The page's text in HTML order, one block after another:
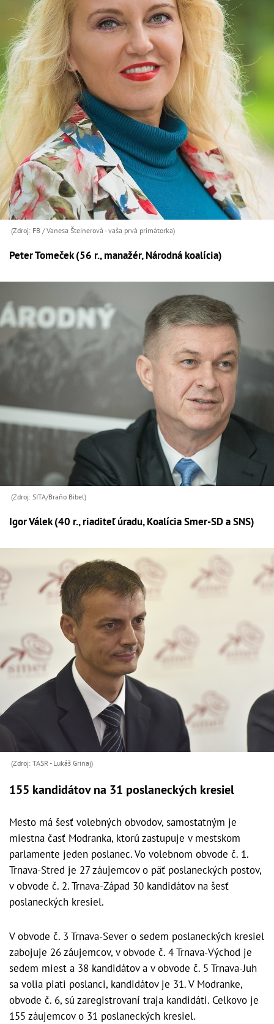
(Zdroj: FB / Vanesa Šteinerová - vaša prvá primátorka)
Peter Tomeček (56 r., manažér, Národná koalícia)
(Zdroj: SITA/Braňo Bibel)
Igor Válek (40 r., riaditeľ úradu, Koalícia Smer-SD a SNS)
(Zdroj: TASR - Lukáš Grinaj)
155 kandidátov na 31 poslaneckých kresiel
Mesto má šesť volebných obvodov, samostatným je
miestna časť Modranka, ktorú zastupuje v mestskom
parlamente jeden poslanec. Vo volebnom obvode č. 1.
Trnava-Stred je 27 záujemcov o päť poslaneckých postov,
v obvode č. 2. Trnava-Západ 30 kandidátov na šesť
poslaneckých kresiel.
V obvode č. 3 Trnava-Sever o sedem poslaneckých kresiel
zabojuje 26 záujemcov, v obvode č. 4 Trnava-Východ je
sedem miest a 38 kandidátov a v obvode č. 5 Trnava-Juh
sa volia piati poslanci, kandidátov je 31. V Modranke,
obvode č. 6, sú zaregistrovaní traja kandidáti. Celkovo je
155 záujemcov o 31 poslaneckých kresiel.